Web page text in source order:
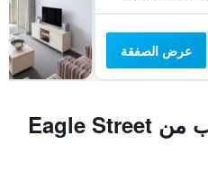
عرض الصفقة
أرخص الفنادق بالقرب من Eagle Street